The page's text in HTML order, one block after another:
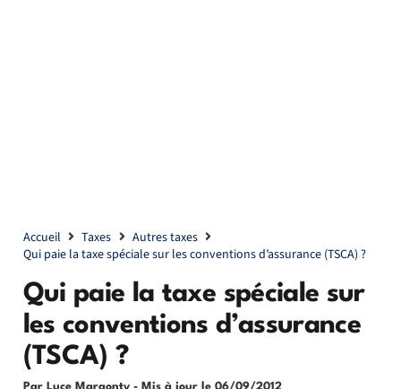
Accueil Taxes
Autres taxes
Qui paie la taxe spéciale sur les conventions d’assurance (TSCA) ?
Qui paie la taxe spéciale sur
les conventions d’assurance
(TSCA) ?
Par Luce Margonty - Mis à jour le 06/09/2012